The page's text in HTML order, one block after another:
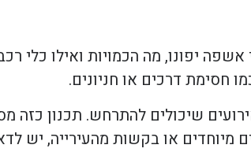
יפונו, מה הכמויות ואילו כלי
חסימת דרכים או חניונים.
שיכולים להתרחש. תכנון כזה
מיוחדים או בקשות מהעירייה, יש